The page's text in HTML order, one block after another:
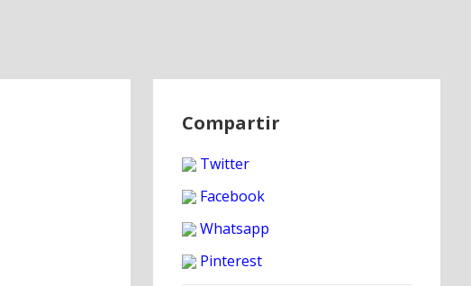
Compartir
Twitter
Facebook
Whatsapp
Pinterest